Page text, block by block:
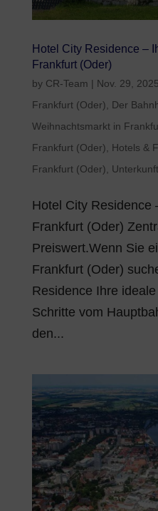
Hotel City Residence –
Frankfurt (Oder)
by CR-Team | Nov. 29, 2025
Frankfurt (Oder)
Der
Weihnachtsmarkt in
Frankfurt (Oder)
Hotels &
Frankfurt (Oder)
Hotel City Residence
Frankfurt (Oder)
Preiswert.Wenn Sie
Frankfurt (Oder)
Residence Ihre
Schritte vom
den...